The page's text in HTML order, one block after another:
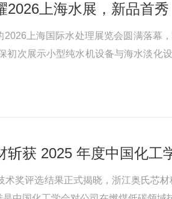
2026上海水展，新品首秀
上海国际水处理展览会圆满落幕
初次展示小型纯水机设备与海水淡
斩获 2025 年度中国化工
奖评选结果正式揭晓，浙江奥氏芯